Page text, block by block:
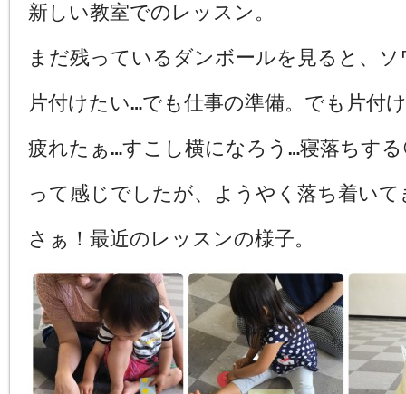
新しい教室でのレッスン。
まだ残っているダンボールを見ると、ソ
片付けたい…でも仕事の準備。でも片付
疲れたぁ…すこし横になろう…寝落ちす
って感じでしたが、ようやく落ち着い
さぁ！最近のレッスンの様子。